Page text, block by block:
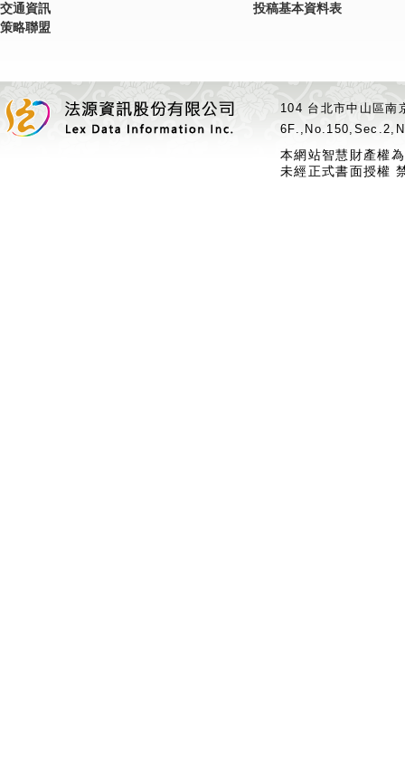
交通資訊
策略聯盟
投稿基本資料表
104 台北市中山區
本網站智慧財產權
未經正式書面授權